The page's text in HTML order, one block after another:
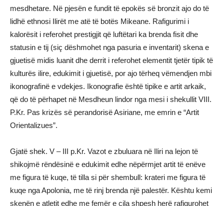
mesdhetare. Në pjesën e fundit të epokës së bronzit ajo do të
lidhë ethnosi Ilirët me atë të botës Mikeane. Rafigurimi i
kalorësit i referohet prestigjit që luftëtari ka brenda fisit dhe
statusin e tij (siç dëshmohet nga pasuria e inventarit) skena e
gjuetisë midis luanit dhe derrit i referohet elementit tjetër tipik të
kulturës ilire, edukimit i gjuetisë, por ajo tërheq vëmendjen mbi
ikonografinë e vdekjes. Ikonografie është tipike e artit arkaik,
që do të përhapet në Mesdheun lindor nga mesi i shekullit VIII.
P.Kr. Pas krizës së perandorisë Asiriane, me emrin e “Artit
Orientalizues”.
Gjatë shek. V – III p.Kr. Vazot e zbuluara në Iliri na lejon të
shikojmë rëndësinë e edukimit edhe nëpërmjet artit të enëve
me figura të kuqe, të tilla si për shembull: krateri me figura të
kuqe nga Apolonia, me të rinj brenda një palestër. Kështu kemi
skenën e atletit edhe me femër e cila shpesh herë rafigurohet